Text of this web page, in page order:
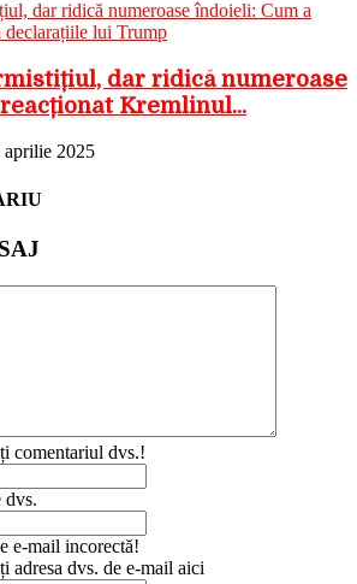
dar ridică numeroase
Kremlinul...
aprilie 2025
comentariul dvs.!
dvs.
e-mail incorectă!
adresa dvs. de e-mail aici